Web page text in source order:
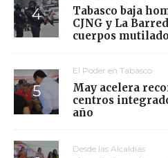
Tabasco baja
CJNG y La
cuerpos
El Poder en Tabasco
May acelera
centros
año
Desde las Alcaldías